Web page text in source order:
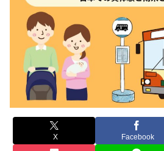
X Facebook